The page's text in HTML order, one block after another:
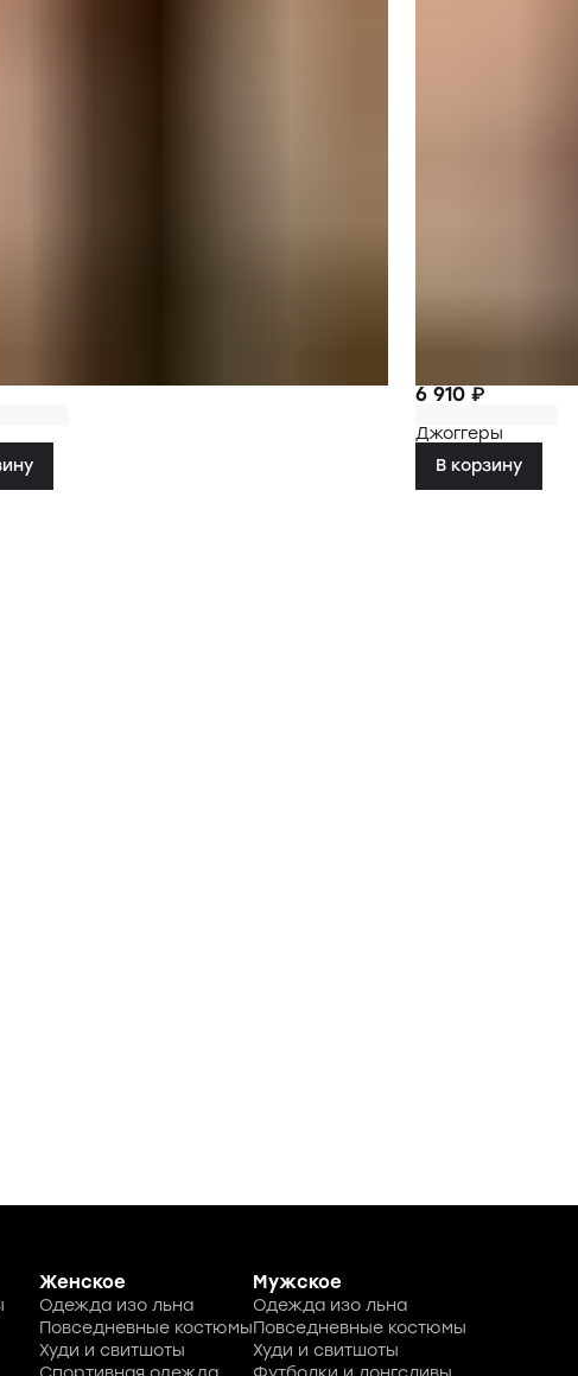
6 910 ₽
Джоггеры
В корзину
Женское
Одежда изо льна
Повседневные костюмы
Худи и свитшоты
Мужское
Одежда изо льна
Повседневные костюмы
Худи и свитшоты